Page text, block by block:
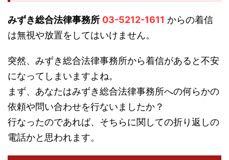
みずき総合法律事務所 03-5212-1611 からの着信
は無視や放置をしてはいけません。
突然、みずき総合法律事務所から着信があると不安
になってしまいますよね。
まず、あなたはみずき総合法律事務所への何らかの
依頼や問い合わせを行ないましたか？
行なったのであれば、そちらに関しての折り返しの
電話かと思われます。